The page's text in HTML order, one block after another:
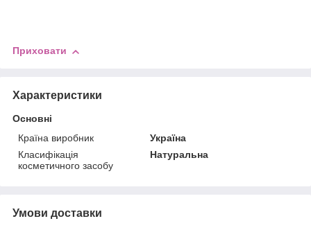
Приховати
Характеристики
Основні
Країна виробник
Україна
Класифікація
косметичного засобу
Натуральна
Умови доставки